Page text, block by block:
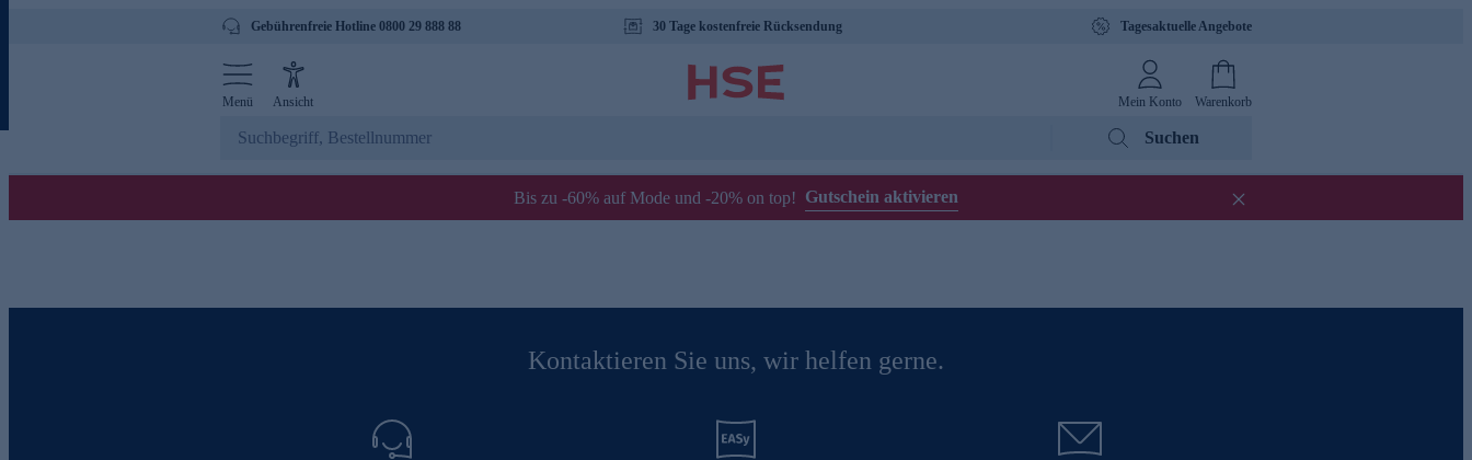
Gebührenfreie Hotline 0800 29 888 88 30 Tage kostenfreie Rücksendung Tagesaktuelle Angebote
Menü Ansicht Mein Konto Warenkorb
Suchen
Bis zu -60% auf Mode und -20% on top! Gutschein aktivieren
Kontaktieren Sie uns, wir helfen gerne.